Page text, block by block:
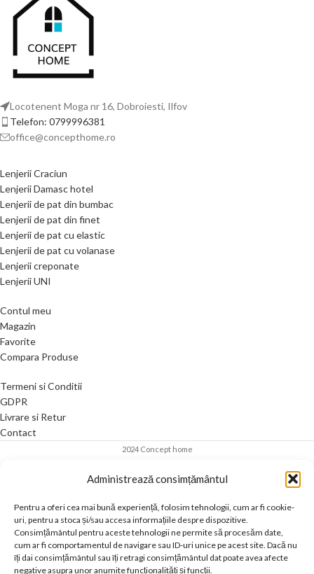
Administrează consimțământul
Pentru a oferi cea mai bună experiență, folosim tehnologii, cum ar fi cookie-
uri, pentru a stoca și/sau accesa informațiile despre dispozitive.
Consimțământul pentru aceste tehnologii ne permite să procesăm date,
cum ar fi comportamentul de navigare sau ID-uri unice pe acest site. Dacă nu
îți dai consimțământul sau îți retragi consimțământul dat poate avea afecte
negative asupra unor anumite funcționalități și funcții.
Locotenent Moga nr 16, Dobroiesti, Ilfov
Telefon: 0799996381
office@concepthome.ro
Lenjerii Craciun
Lenjerii Damasc hotel
Lenjerii de pat din bumbac
Lenjerii de pat din finet
Lenjerii de pat cu elastic
Lenjerii de pat cu volanase
Lenjerii creponate
Lenjerii UNI
Contul meu
Magazin
Favorite
Compara Produse
Termeni si Conditii
GDPR
Livrare si Retur
Contact
2024 Concept home